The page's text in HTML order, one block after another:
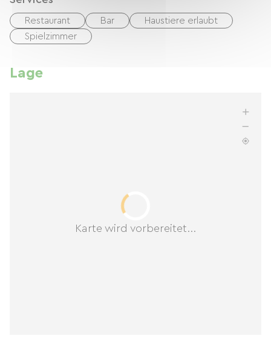
Restaurant Bar
Haustiere erlaubt
Spielzimmer
Lage
Karte wird vorbereitet...